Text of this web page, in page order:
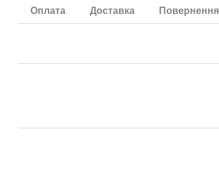
Оплата Доставка Повернення